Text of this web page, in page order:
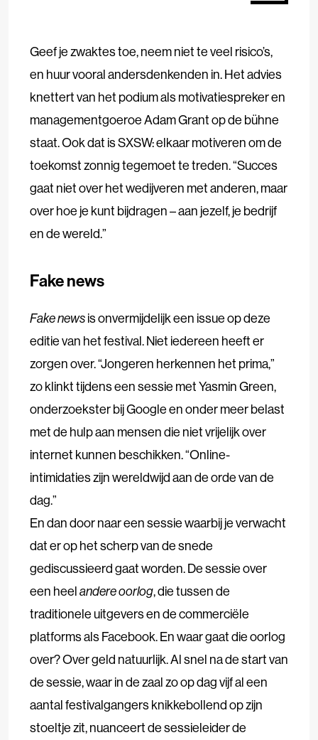
Geef je zwaktes toe, neem niet te veel risico’s,
en huur vooral andersdenkenden in. Het advies
knettert van het podium als motivatiespreker en
managementgoeroe Adam Grant op de bühne
staat. Ook dat isSXSW: elkaar motiveren om de
toekomst zonnig tegemoet te treden. “Succes
gaat niet over het wedijveren met anderen, maar
over hoe je kunt bijdragen – aan jezelf, je bedrijf
en de wereld.”
Fake news
Fakenewsis onvermijdelijk een issue op deze
editie van het festival. Niet iedereen heeft er
zorgen over. “Jongeren herkennen het prima,”
zo klinkt tijdens een sessie met Yasmin Green,
onderzoekster bij Google en onder meer belast
met de hulp aan mensen die niet vrijelijk over
internet kunnen beschikken. “Online-
intimidaties zijn wereldwijd aan de orde van de
dag.”
En dan door naar een sessie waarbij je verwacht
dat er op het scherp van de snede
gediscussieerd gaat worden. De sessie over
een heelandere oorlog, die tussen de
traditionele uitgevers en de commerciële
platforms als Facebook. En waar gaat die oorlog
over? Over geld natuurlijk. Al snel na de start van
de sessie, waar in de zaal zo op dag vijf al een
aantal festivalgangers knikkebollend op zijn
stoeltje zit, nuanceert de sessieleider de